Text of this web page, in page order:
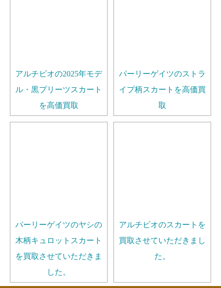
アルチビオの2025年モデ
ル・黒プリーツスカート
を高価買取
パーリーゲイツのストラ
イプ柄スカートを高価買
取
パーリーゲイツのヤシの
木柄キュロットスカート
を買取させていただきま
した。
アルチビオのスカートを
買取させていただきまし
た。